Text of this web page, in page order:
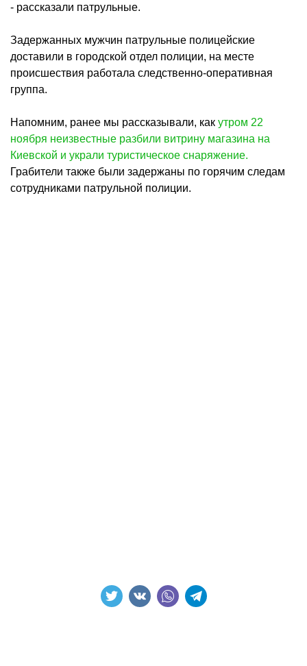
- рассказали патрульные.
Задержанных мужчин патрульные полицейские
доставили в городской отдел полиции, на месте
происшествия работала следственно-оперативная
группа.
Напомним, ранее мы рассказывали, как утром 22
ноября неизвестные разбили витрину магазина на
Киевской и украли туристическое снаряжение.
Грабители также были задержаны по горячим следам
сотрудниками патрульной полиции.